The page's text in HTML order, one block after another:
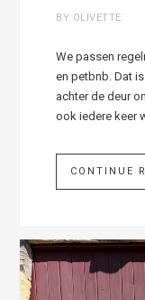
BY OLIVETTE
We passen
en petbnb. Dat
achter de deur
ook iedere keer
CONTINUE